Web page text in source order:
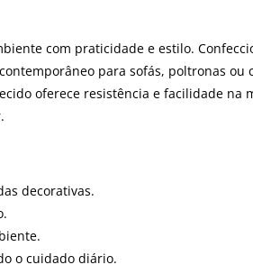
com praticidade e estilo.
para sofás, poltronas ou
oferece resistência e facilidade na
decorativas.
o cuidado diário.